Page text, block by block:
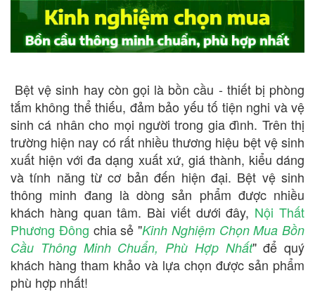
Bệt vệ sinh hay còn gọi là bồn cầu - thiết bị phòng
tắm không thể thiếu, đảm bảo yếu tố tiện nghi và vệ
sinh cá nhân cho mọi người trong gia đình. Trên thị
trường hiện nay có rất nhiều thương hiệu bệt vệ sinh
xuất hiện với đa dạng xuất xứ, giá thành, kiểu dáng
và tính năng từ cơ bản đến hiện đại. Bệt vệ sinh
thông minh đang là dòng sản phẩm được nhiều
khách hàng quan tâm. Bài viết dưới đây, Nội Thất
Phương Đông chia sẻ "Kinh Nghiệm Chọn Mua Bồn
Cầu Thông Minh Chuẩn, Phù Hợp Nhất" để quý
khách hàng tham khảo và lựa chọn được sản phẩm
phù hợp nhất!